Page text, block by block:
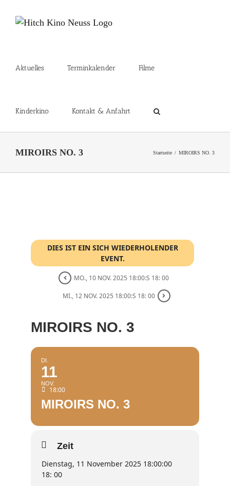
Inhalt
Aktuelles Terminkalender Filme
Kinderkino Kontakt & Anfahrt
MIROIRS NO. 3 Startseite MIROIRS NO. 3
DIES IST EIN SICH WIEDERHOLENDER
EVENT.
MO., 10 NOV. 2025 18:00:S 18: 00
MI., 12 NOV. 2025 18:00:S 18: 00
MIROIRS NO. 3
DI.
11
NOV.
18:00
MIROIRS NO. 3
Zeit
Dienstag, 11 November 2025 18:00:00
18: 00